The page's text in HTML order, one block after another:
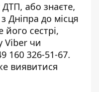
або знаєте,
Дніпра до місця
його сестрі,
Viber чи
160 326-51-67.
виявитися